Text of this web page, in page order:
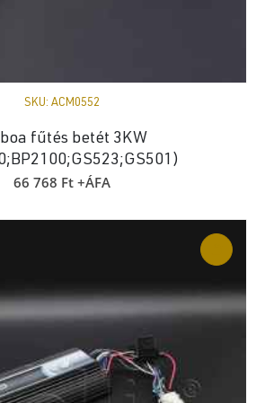
SKU: ACM0552
fűtés betét 3KW
66 768 Ft+ÁFA